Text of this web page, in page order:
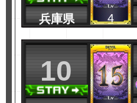
兵庫県 4
10